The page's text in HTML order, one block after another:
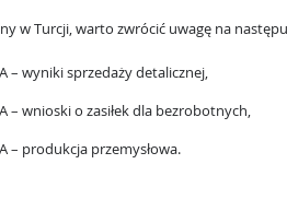
w Turcji, warto zwrócić uwagę na
– wyniki sprzedaży detalicznej,
– wnioski o zasiłek dla bezrobotnych,
– produkcja przemysłowa.